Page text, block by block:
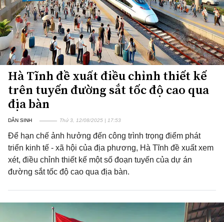
Hà Tĩnh đề xuất điều chỉnh thiết kế
trên tuyến đường sắt tốc độ cao qua
địa bàn
DÂN SINH Thứ 3, 12/08/2025 | 17:53
Để hạn chế ảnh hưởng đến công trình trọng điểm phát
triển kinh tế - xã hội của địa phương, Hà Tĩnh đề xuất xem
xét, điều chỉnh thiết kế một số đoạn tuyến của dự án
đường sắt tốc độ cao qua địa bàn.